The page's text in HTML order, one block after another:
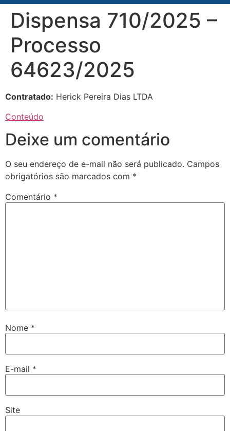
Dispensa 710/2025 –
Processo
64623/2025
Contratado: Herick Pereira Dias LTDA
Conteúdo
Deixe um comentário
O seu endereço de e-mail não será publicado. Campos
obrigatórios são marcados com *
Comentário *
Nome *
E-mail *
Site